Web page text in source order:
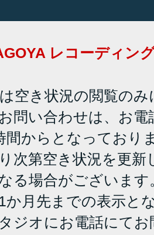
レコーディン
空き状況の閲覧の
問い合わせは、お
間からとなっており
次第空き状況を更
る場合がございます
か月先までの表示と
ジオにお電話にて